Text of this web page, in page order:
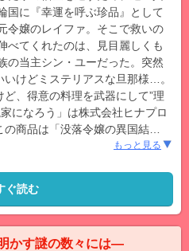
国に『幸運を呼ぶ珍品』として
令嬢のレイファ。そこで救いの
べてくれたのは、見目麗しくも
の当主シン・ユーだった。突然
けどミステリアスな旦那様…。
、得意の料理を武器にして”理
になろう」は株式会社ヒナプロ
商品は「没落令嬢の異国結
もっと見る
ぐ読む
かす謎の数々には―